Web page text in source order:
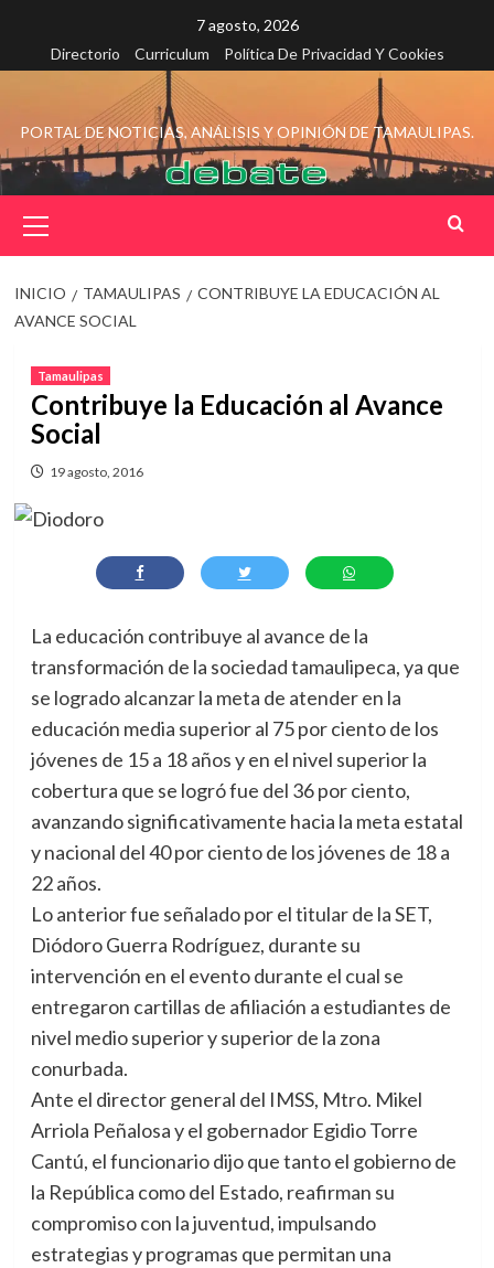
contenido
7 agosto, 2026
Directorio
Curriculum Política De Privacidad Y Cookies
PORTAL DE NOTICIAS, ANÁLISIS Y OPINIÓN DE TAMAULIPAS.
principal
INICIO TAMAULIPAS
CONTRIBUYE LA EDUCACIÓN AL
AVANCE SOCIAL
Tamaulipas
Contribuye la Educación al Avance
Social
19 agosto, 2016
La educación contribuye al avance de la
transformación de la sociedad tamaulipeca, ya que
se logrado alcanzar la meta de atender en la
educación media superior al 75 por ciento de los
jóvenes de 15 a 18 años y en el nivel superior la
cobertura que se logró fue del 36 por ciento,
avanzando significativamente hacia la meta estatal
y nacional del 40 por ciento de los jóvenes de 18 a
22 años.
Lo anterior fue señalado por el titular de la SET,
Diódoro Guerra Rodríguez, durante su
intervención en el evento durante el cual se
entregaron cartillas de afiliación a estudiantes de
nivel medio superior y superior de la zona
conurbada.
Ante el director general del IMSS, Mtro. Mikel
Arriola Peñalosa y el gobernador Egidio Torre
Cantú, el funcionario dijo que tanto el gobierno de
la República como del Estado, reafirman su
compromiso con la juventud, impulsando
estrategias y programas que permitan una